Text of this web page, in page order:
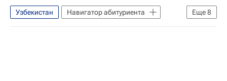
Вузы
Общество
Еще8
Узбекистан
Навигатор абитуриента
Общество
Дмитрий Чернышенко